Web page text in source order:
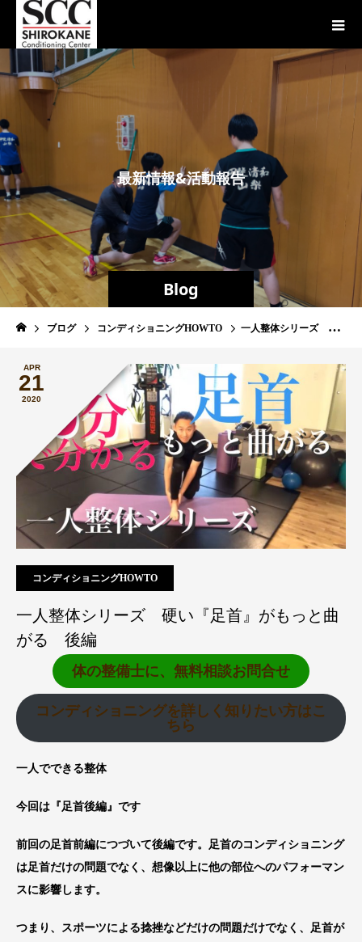
Blog
最新情報&活動報告
ブログ コンディショニングHOWTO 一人整体シリーズ 硬い『足首』がもっと曲がる 後編
APR
21
2020
コンディショニングHOWTO
一人整体シリーズ 硬い『足首』がもっと曲
がる 後編
体の整備士に、無料相談お問合せ
コンディショニングを詳しく知りたい方はこ
ちら
一人でできる整体
今回は『足首後編』です
前回の足首前編につづいて後編です。足首のコンディショニング
は足首だけの問題でなく、想像以上に他の部位へのパフォーマン
スに影響します。
つまり、スポーツによる捻挫などだけの問題だけでなく、足首が